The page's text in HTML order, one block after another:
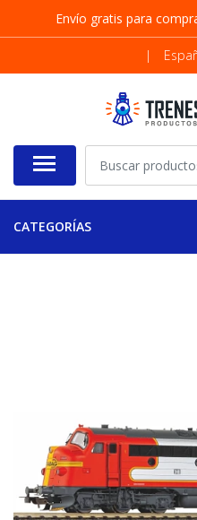
Envío gratis para
|
CATEGORÍAS